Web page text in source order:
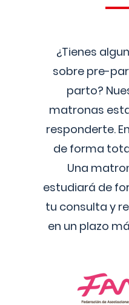
¿Tienes
sobre pre-
parto?
matronas
responderte.
de forma
Una
estudiará de
tu consulta y
en un plazo